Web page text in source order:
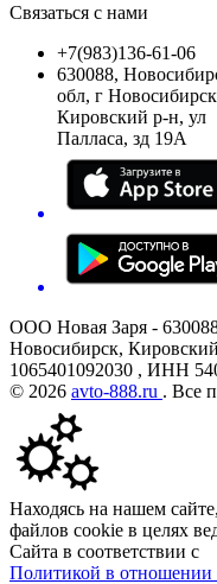
Связаться с нами
+7(983)136-61-06
630088,
обл, г
Кировский р-н, ул
Палласа, зд 19А
ООО Новая Заря -
Новосибирск,
1065401092030 , ИНН
© 2026 avto-888.ru . Все
Находясь на нашем
файлов cookie в целях
Сайта в соответствии с
Политикой в отношении